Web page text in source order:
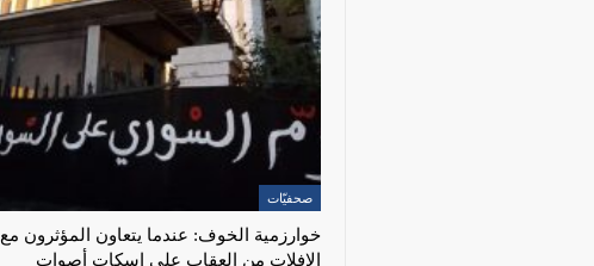
صحفيّات
خوارزمية الخوف: عندما يتعاون المؤثرون مع
الإفلات من العقاب على إسكات أصوات